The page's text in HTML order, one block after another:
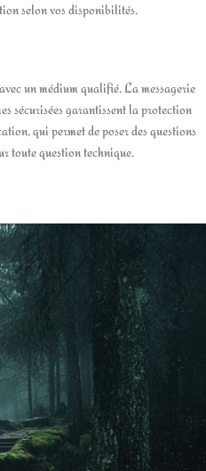
selon vos disponibilités.
un médium qualifié. La messagerie
sécurisées garantissent la protection
qui permet de poser des questions
toute question technique.